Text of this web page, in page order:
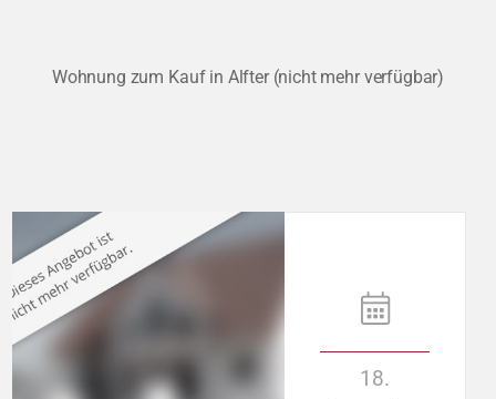
Wohnung zum Kauf in Alfter (nicht mehr verfügbar)
18.